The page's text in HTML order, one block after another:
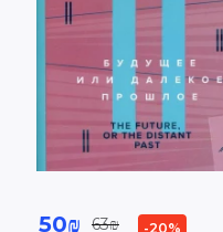
50₪ 63₪ -20%